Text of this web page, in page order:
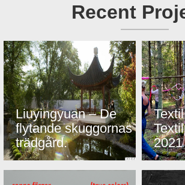
Recent
Liuyingyuan – De
flytande skuggornas
trädgård.
2021